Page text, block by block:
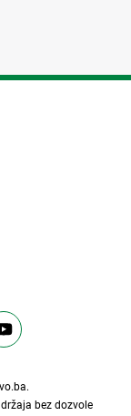
.
bez dozvole